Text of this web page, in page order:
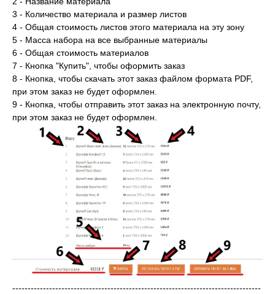
3 - Количество материала и размер листов
4 - Общая стоимость листов этого материала на эту зону
5 - Масса набора на все выбранные материалы
6 - Общая стоимость материалов
7 - Кнопка "Купить", чтобы оформить заказ
8 - Кнопка, чтобы скачать этот заказ файлом формата PDF,
при этом заказ не будет оформлен.
9 - Кнопка, чтобы отправить этот заказ на электронную почту,
при этом заказ не будет оформлен.
---------------------------------------------------------------------------------